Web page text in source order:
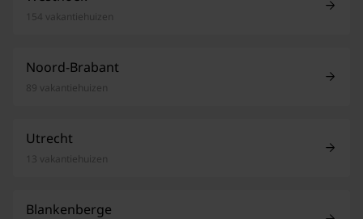
154 vakantiehuizen
Noord-Brabant
89 vakantiehuizen
Utrecht
13 vakantiehuizen
Blankenberge